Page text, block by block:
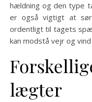
hældning og den type
er også vigtigt at
ordentligt til tagets
kan modstå vejr og
lægter